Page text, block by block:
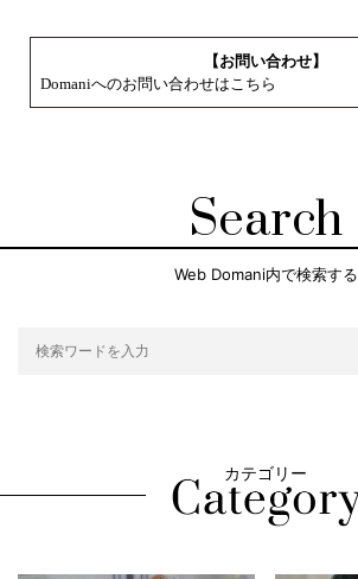
【お問い合わせ】
Domaniへのお問い合わせはこちら
Search
Web Domani内で検索する
カテゴリー